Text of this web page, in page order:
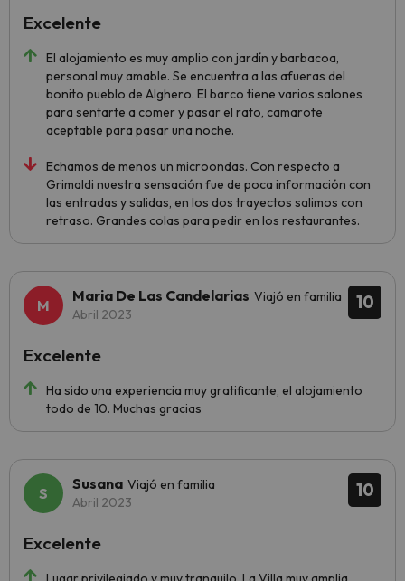
El alojamiento es muy amplio con jardín y barbacoa,
personal muy amable. Se encuentra a las afueras del
bonito pueblo de Alghero. El barco tiene varios salones
para sentarte a comer y pasar el rato, camarote
aceptable para pasar una noche.
Echamos de menos un microondas. Con respecto a
Grimaldi nuestra sensación fue de poca información con
las entradas y salidas, en los dos trayectos salimos con
retraso. Grandes colas para pedir en los restaurantes.
Excelente
10
Maria De Las Candelarias Viajó en familia
Abril 2023
Ha sido una experiencia muy gratificante, el alojamiento
todo de 10. Muchas gracias
Excelente
10
Susana Viajó en familia
Abril 2023
Excelente